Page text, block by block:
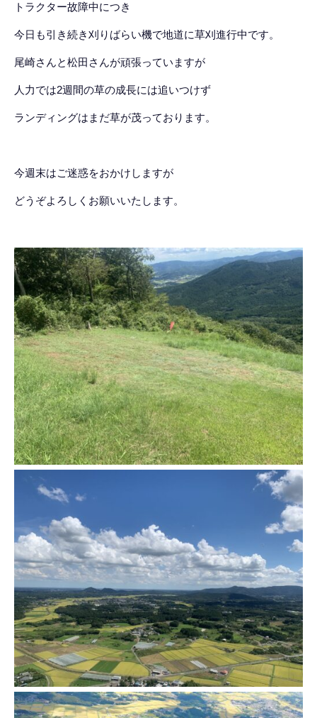
トラクター故障中につき
今日も引き続き刈りばらい機で地道に草刈進行中です。
尾崎さんと松田さんが頑張っていますが
人力では2週間の草の成長には追いつけず
ランディングはまだ草が茂っております。
今週末はご迷惑をおかけしますが
どうぞよろしくお願いいたします。